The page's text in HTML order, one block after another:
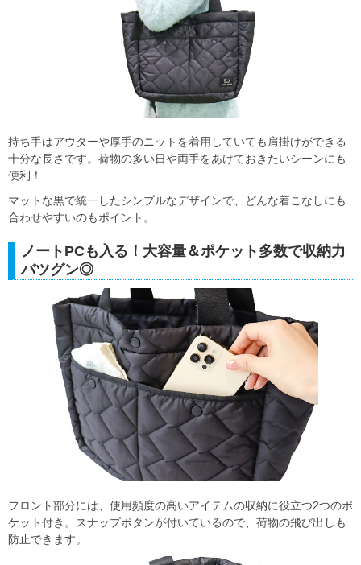
持ち手はアウターや厚手のニットを着用していても肩掛けができる
十分な長さです。荷物の多い日や両手をあけておきたいシーンにも
便利！
マットな黒で統一したシンプルなデザインで、どんな着こなしにも
合わせやすいのもポイント。
ノートPCも入る！大容量＆ポケット多数で収納力
バツグン◎
フロント部分には、使用頻度の高いアイテムの収納に役立つ2つのポ
ケット付き。スナップボタンが付いているので、荷物の飛び出しも
防止できます。